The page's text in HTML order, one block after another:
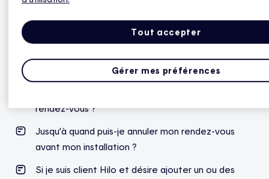
Livraison sans frais
Est-ce que l’installation est garantie ?
qu’est-ce qui se passe ?
rendez-vous ?
Jusqu’à quand puis-je annuler mon rendez-vous
avant mon installation ?
Si je suis client Hilo et désire ajouter un ou des
Tout accepter
Gérer mes préférences